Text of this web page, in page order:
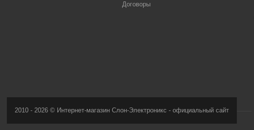
Договоры
2010 - 2026 © Интернет-магазин Слон-Электроникс - официальный сайт